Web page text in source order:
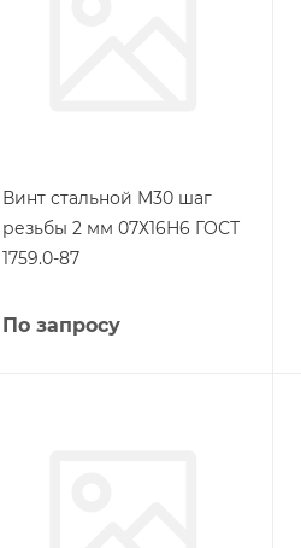
Винт стальной М30 шаг
резьбы 2 мм 07Х16Н6 ГОСТ
1759.0-87
По запросу